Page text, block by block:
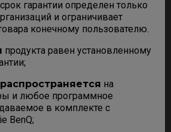
гарантии определен только
и ограничивает
конечному пользователю.
продукта равен установленному
на
и любое программное
в комплекте с
BenQ;